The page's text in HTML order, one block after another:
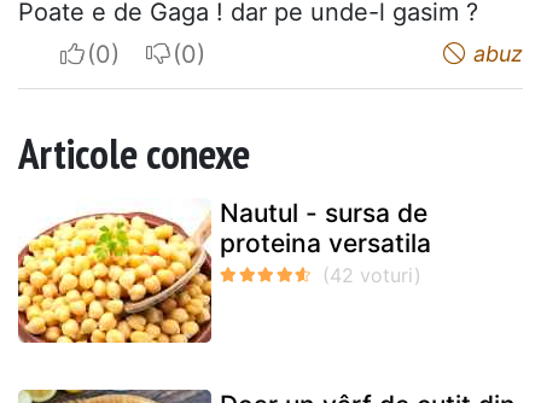
Poate e de Gaga ! dar pe unde-l gasim ?
I apreciateI do not appreciate abuz
Articole conexe
Nautul - sursa de
proteina versatila